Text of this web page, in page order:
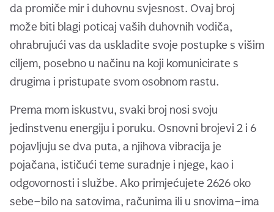
da promiče mir i duhovnu svjesnost. Ovaj broj
može biti blagi poticaj vaših duhovnih vodiča,
ohrabrujući vas da uskladite svoje postupke s višim
ciljem, posebno u načinu na koji komunicirate s
drugima i pristupate svom osobnom rastu.
Prema mom iskustvu, svaki broj nosi svoju
jedinstvenu energiju i poruku. Osnovni brojevi 2 i 6
pojavljuju se dva puta, a njihova vibracija je
pojačana, ističući teme suradnje i njege, kao i
odgovornosti i službe. Ako primjećujete 2626 oko
sebe—bilo na satovima, računima ili u snovima—ima